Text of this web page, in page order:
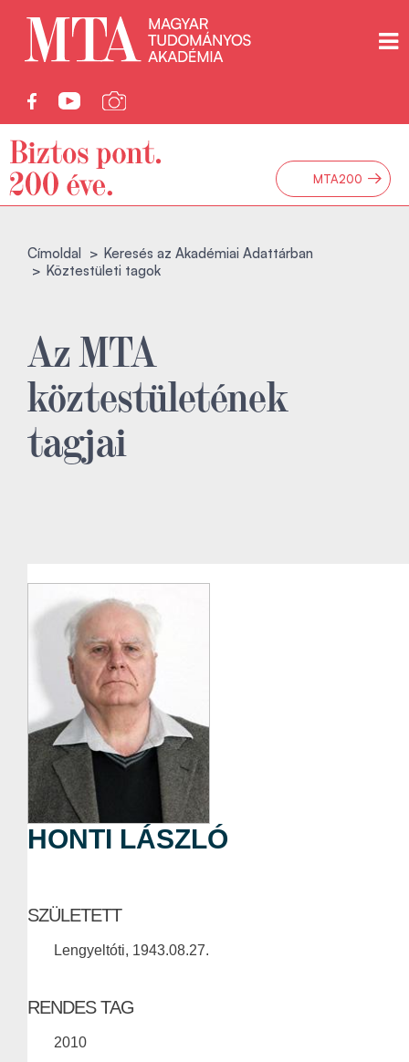
MTA200 →
Címoldal
Keresés az Akadémiai Adattárban
Köztestületi tagok
Az MTA
köztestületének
tagjai
HONTI LÁSZLÓ
SZÜLETETT
Lengyeltóti, 1943.08.27.
RENDES TAG
2010